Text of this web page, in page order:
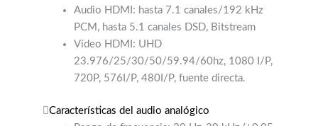
Audio HDMI: hasta 7.1 canales/192 kHz
PCM, hasta 5.1 canales DSD, Bitstream
Vídeo HDMI: UHD
23.976/25/30/50/59.94/60hz, 1080 I/P,
720P, 576I/P, 480I/P, fuente directa.
Características del audio analógico